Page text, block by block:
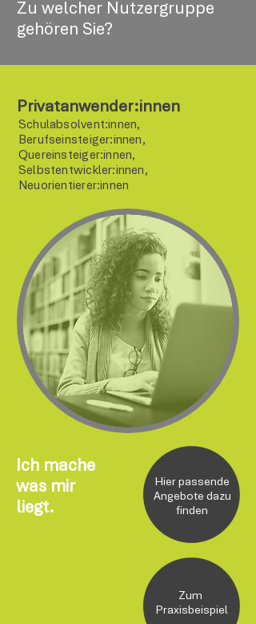
Zu welcher Nutzergruppe
gehören Sie?
Privatanwender:innen
Schulabsolvent:innen,
Berufseinsteiger:innen,
Quereinsteiger:innen,
Selbstentwickler:innen,
Neuorientierer:innen
Ich mache
was mir
liegt.
Hier passende
Angebote dazu
finden
Zum
Praxisbeispiel